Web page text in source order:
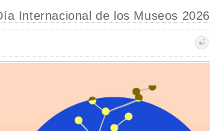
Internacional de los Museos 2026